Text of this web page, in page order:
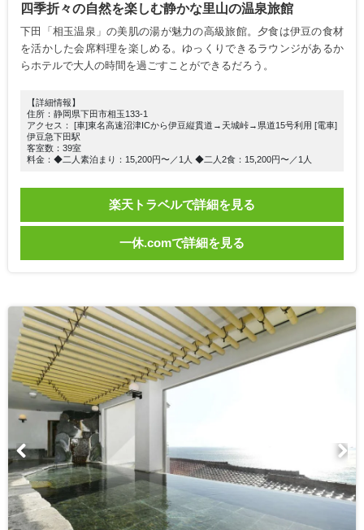
四季折々の自然を楽しむ静かな里山の温泉旅館
下田「相玉温泉」の美肌の湯が魅力の高級旅館。夕食は伊豆の食材
を活かした会席料理を楽しめる。ゆっくりできるラウンジがあるか
らホテルで大人の時間を過ごすことができるだろう。
【詳細情報】
住所：静岡県下田市相玉133-1
アクセス： [車]東名高速沼津ICから伊豆縦貫道→天城峠→県道15号利用 [電車]
伊豆急下田駅
客室数：39室
料金：◆二人素泊まり：15,200円〜／1人 ◆二人2食：15,200円〜／1人
楽天トラベルで詳細を見る
一休.comで詳細を見る